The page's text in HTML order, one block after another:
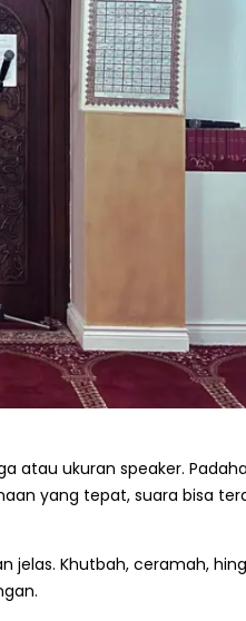
atau ukuran speaker.
yang tepat, suara bisa
Khutbah, ceramah,